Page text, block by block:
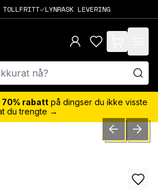
LYNRASK LEVERING
items in cart,
70% rabatt på dingser du ikke visste
du trengte →
PREVIOUSNEXT